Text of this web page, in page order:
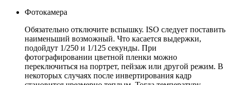
Фотокамера
Обязательно отключите вспышку. ISO следует поставить
наименьший возможный. Что касается выдержки,
подойдут 1/250 и 1/125 секунды. При
фотографировании цветной пленки можно
переключиться на портрет, пейзаж или другой режим. В
некоторых случаях после инвертирования кадр